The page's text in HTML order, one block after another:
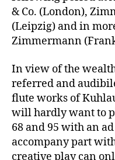
& Co. (London),
(Leipzig) and in
Zimmermann
In view of the
referred and
flute works of
will hardly want to
68 and 95 with an
accompany part
creative play can